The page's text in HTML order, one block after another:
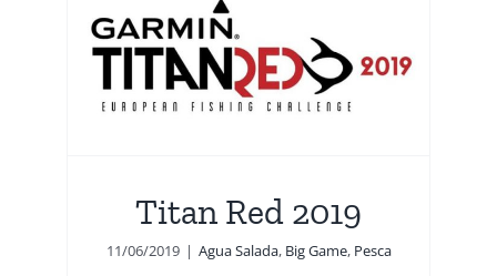
Titan Red 2019
11/06/2019 | Agua Salada, Big Game, Pesca